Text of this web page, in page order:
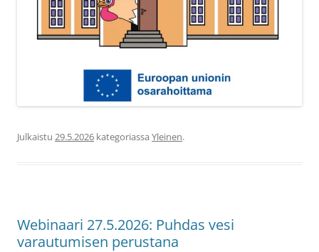
Julkaistu 29.5.2026 kategoriassa Yleinen.
Webinaari 27.5.2026: Puhdas vesi
varautumisen perustana